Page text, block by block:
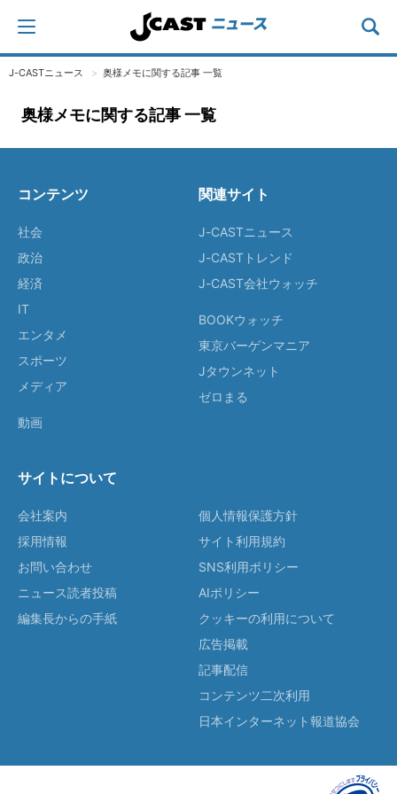
J-CASTニュース 奥様メモに関する記事 一覧
奥様メモに関する記事 一覧
コンテンツ
社会
政治
経済
IT
エンタメ
スポーツ
メディア
動画
関連サイト
J-CASTニュース
J-CASTトレンド
J-CAST会社ウォッチ
BOOKウォッチ
東京バーゲンマニア
Jタウンネット
ゼロまる
サイトについて
会社案内
採用情報
お問い合わせ
ニュース読者投稿
編集長からの手紙
個人情報保護方針
サイト利用規約
SNS利用ポリシー
AIポリシー
クッキーの利用について
広告掲載
記事配信
コンテンツ二次利用
日本インターネット報道協会